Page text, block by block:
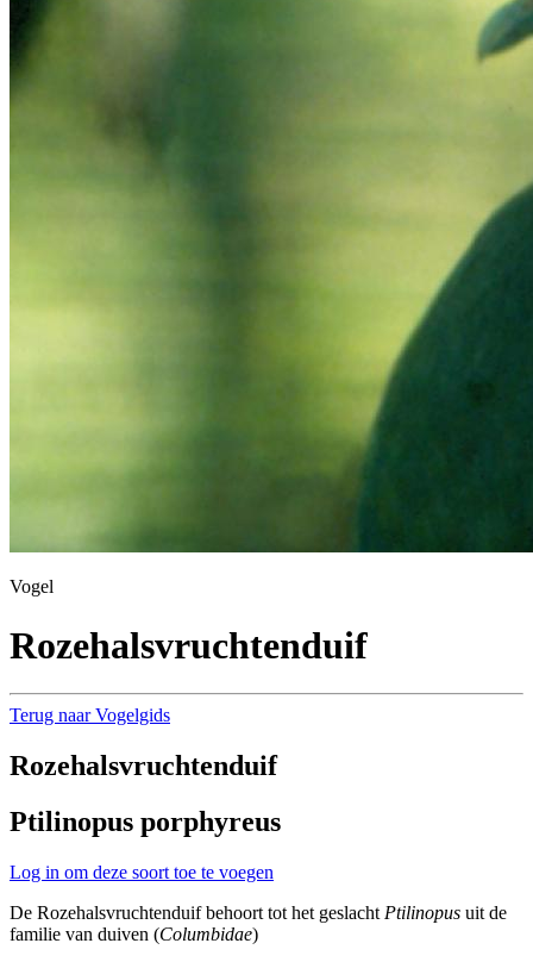
Vogel
Rozehalsvruchtenduif
Terug naar Vogelgids
Rozehalsvruchtenduif
Ptilinopus porphyreus
Log in om deze soort toe te voegen
De Rozehalsvruchtenduif behoort tot het geslacht Ptilinopus uit de
familie van duiven (Columbidae)